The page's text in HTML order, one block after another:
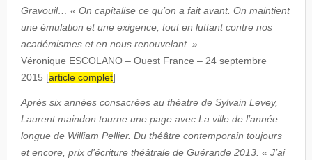
Gravouil… « On capitalise ce qu’on a fait avant. On maintient
une émulation et une exigence, tout en luttant contre nos
académismes et en nous renouvelant. »
Véronique ESCOLANO – Ouest France – 24 septembre
2015 [article complet]
Après six années consacrées au théatre de Sylvain Levey,
Laurent maindon tourne une page avec La ville de l’année
longue de William Pellier. Du théâtre contemporain toujours
et encore, prix d’écriture théâtrale de Guérande 2013. « J’ai